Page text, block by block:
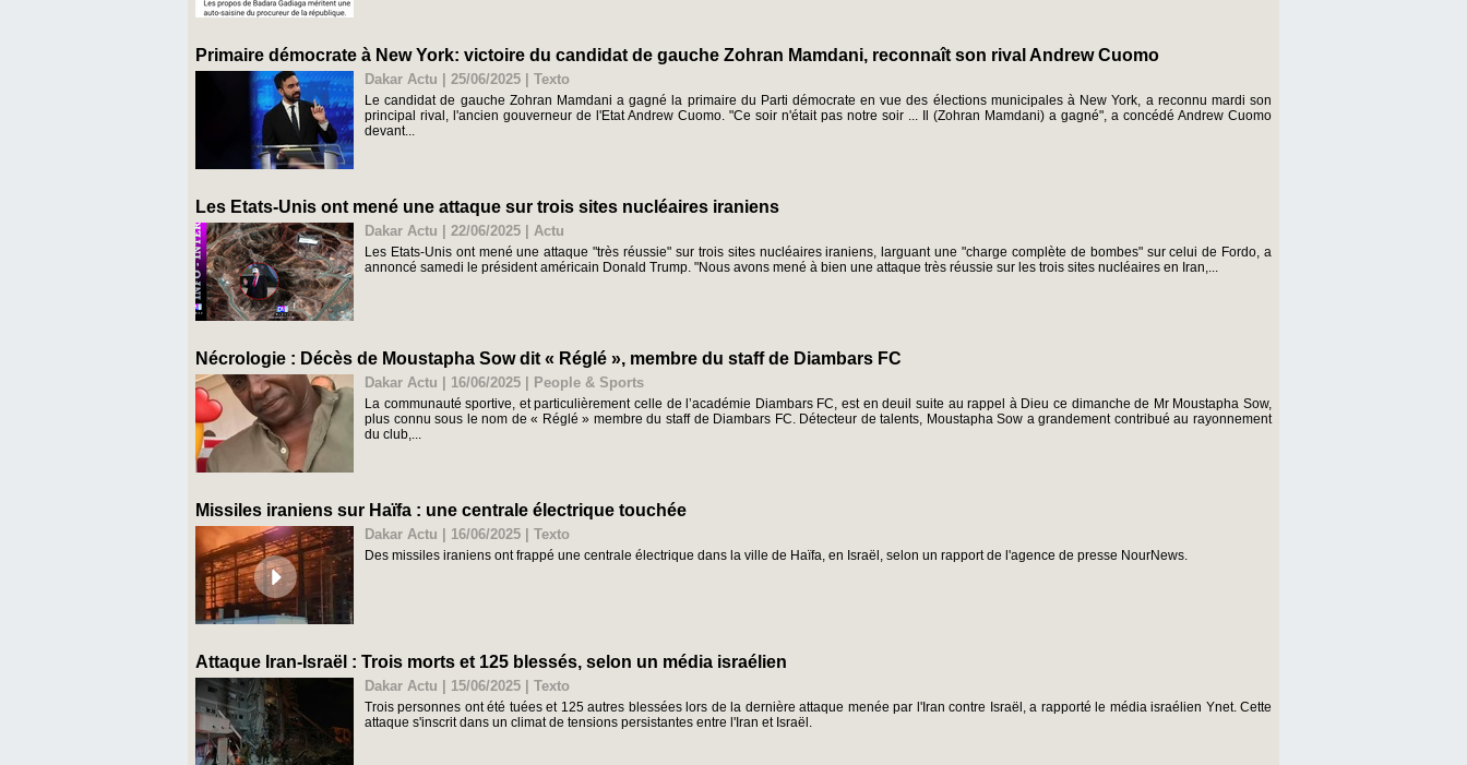
Primaire démocrate à New York: victoire du candidat de gauche Zohran Mamdani, reconnaît son rival Andrew Cuomo
Dakar Actu | 25/06/2025 Texto
Le candidat de gauche Zohran Mamdani a gagné la primaire du Parti démocrate en vue des élections municipales à New York, a reconnu mardi son
principal rival, l'ancien gouverneur de l'Etat Andrew Cuomo. "Ce soir n'était pas notre soir ... Il (Zohran Mamdani) a gagné", a concédé Andrew Cuomo
devant...
Les Etats-Unis ont mené une attaque sur trois sites nucléaires iraniens
Dakar Actu | 22/06/2025 Actu
Les Etats-Unis ont mené une attaque "très réussie" sur trois sites nucléaires iraniens, larguant une "charge complète de bombes" sur celui de Fordo, a
annoncé samedi le président américain Donald Trump. "Nous avons mené à bien une attaque très réussie sur les trois sites nucléaires en Iran,...
Nécrologie : Décès de Moustapha Sow dit « Réglé », membre du staff de Diambars FC
Dakar Actu | 16/06/2025 People & Sports
La communauté sportive, et particulièrement celle de l’académie Diambars FC, est en deuil suite au rappel à Dieu ce dimanche de Mr Moustapha Sow,
plus connu sous le nom de « Réglé » membre du staff de Diambars FC. Détecteur de talents, Moustapha Sow a grandement contribué au rayonnement
du club,...
Missiles iraniens sur Haïfa : une centrale électrique touchée
Dakar Actu | 16/06/2025 Texto
Des missiles iraniens ont frappé une centrale électrique dans la ville de Haïfa, en Israël, selon un rapport de l'agence de presse NourNews.
Attaque Iran-Israël : Trois morts et 125 blessés, selon un média israélien
Dakar Actu | 15/06/2025 Texto
Trois personnes ont été tuées et 125 autres blessées lors de la dernière attaque menée par l'Iran contre Israël, a rapporté le média israélien Ynet. Cette
attaque s'inscrit dans un climat de tensions persistantes entre l'Iran et Israël.